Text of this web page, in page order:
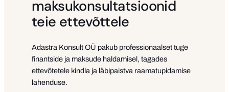
maksukonsultatsioonid
teie ettevõttele
Adastra Konsult OÜ pakub professionaalset tuge
finantside ja maksude haldamisel, tagades
ettevõtetele kindla ja läbipaistva raamatupidamise
lahenduse.